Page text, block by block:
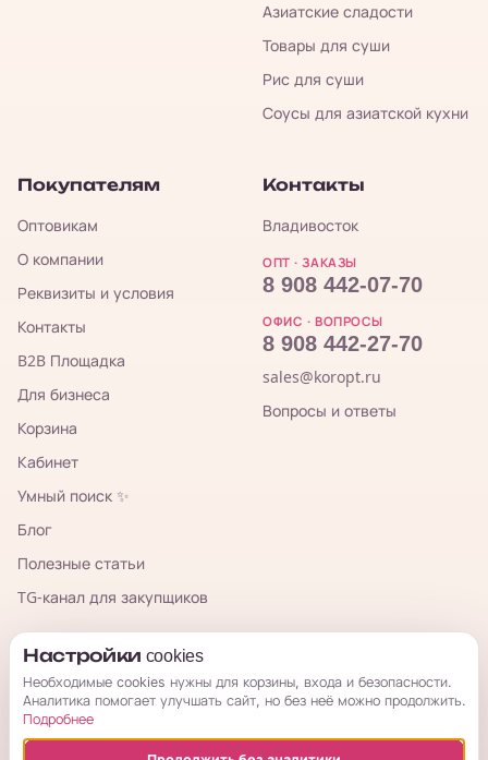
Азиатские сладости
Товары для суши
Рис для суши
Соусы для азиатской кухни
Покупателям
Оптовикам
О компании
Реквизиты и условия
Контакты
B2B Площадка
Для бизнеса
Корзина
Кабинет
Умный поиск ✨
Блог
Полезные статьи
TG-канал для закупщиков
Контакты
Владивосток
ОПТ · ЗАКАЗЫ
8 908 442-07-70
ОФИС · ВОПРОСЫ
8 908 442-27-70
sales@koropt.ru
Вопросы и ответы
КорОпт
Настройки cookies
Необходимые cookies нужны для корзины, входа и безопасности.
Аналитика помогает улучшать сайт, но без неё можно продолжить.
Подробнее